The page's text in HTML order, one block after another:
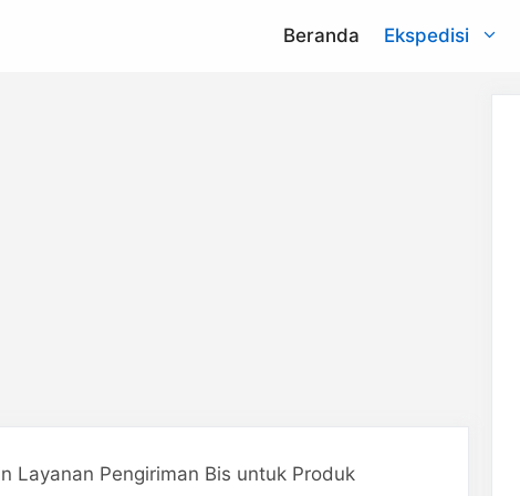
Beranda Ekspedisi
Layanan Pengiriman Bis untuk Produk